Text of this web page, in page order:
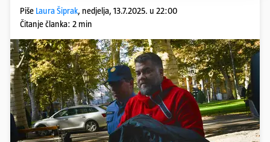
Piše Laura Šiprak, nedjelja, 13.7.2025. u 22:00
Čitanje članka: 2 min